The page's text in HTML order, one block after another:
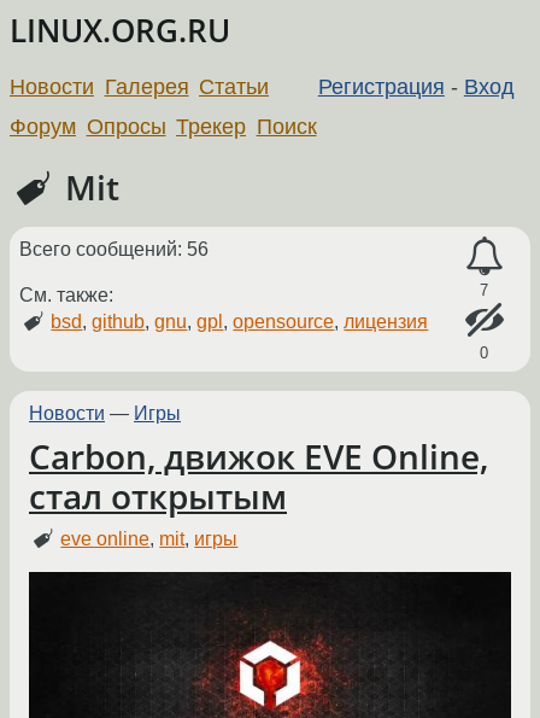
LINUX.ORG.RU
Регистрация - Вход
Новости Галерея Статьи
Форум Опросы Трекер Поиск
Mit
7
0
Всего сообщений: 56
См. также:
bsd,github,gnu,gpl ,opensource, лицензия
Новости — Игры
Carbon, движок EVE Online,
стал открытым
eve online, mit, игры